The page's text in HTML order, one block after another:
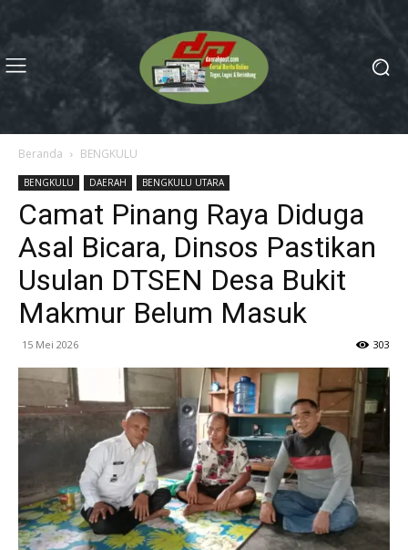
Beranda BENGKULU
BENGKULU DAERAH BENGKULU UTARA
Camat Pinang Raya Diduga
Asal Bicara, Dinsos Pastikan
Usulan DTSEN Desa Bukit
Makmur Belum Masuk
15 Mei 2026 303